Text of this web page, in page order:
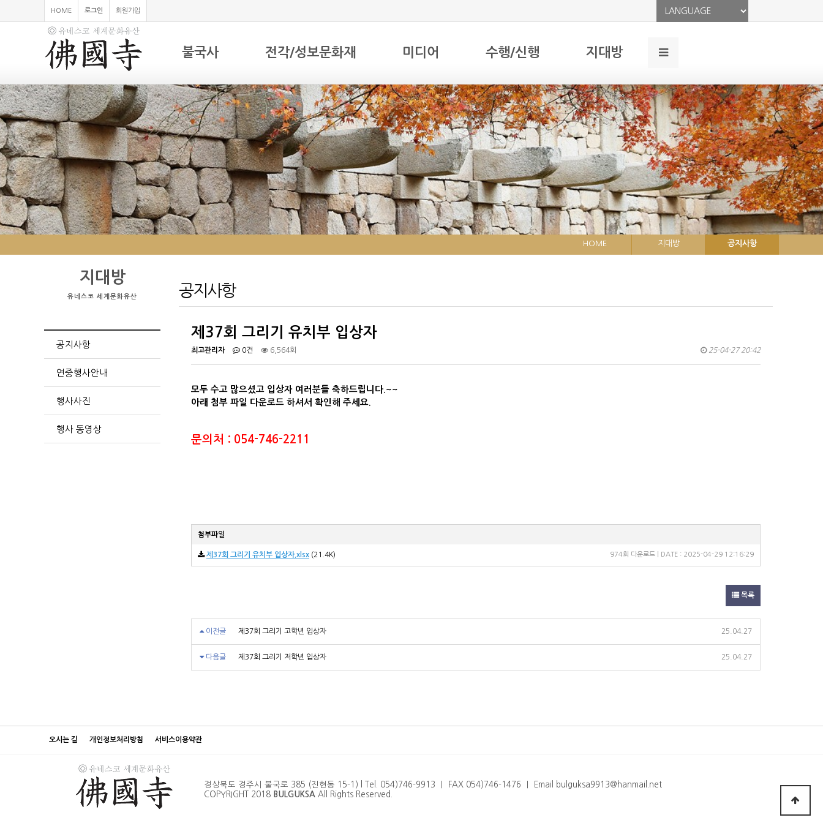
HOME 로그인 회원가입
불국사 전각/성보문화재 미디어 수행/신행 지대방
하위분류
공지사항
지대방
HOME
지대방
유네스코 세계문화유산
공지사항
연중행사안내
행사사진
행사 동영상
공지사항
제37회 그리기 유치부 입상자
최고관리자 0건 6,564회 25-04-27 20:42
모두 수고 많으셨고 입상자 여러분들 축하드립니다.~~
아래 첨부 파일 다운로드 하셔서 확인해 주세요.
문의처 : 054-746-2211
첨부파일
제37회 그리기 유치부 입상자.xlsx (21.4K) 974회 다운로드 | DATE : 2025-04-29 12:16:29
목록
이전글 제37회 그리기 고학년 입상자 25.04.27
다음글 제37회 그리기 저학년 입상자 25.04.27
오시는 길 개인정보처리방침 서비스이용약관
경상북도 경주시 불국로 385 (진현동 15-1) l Tel. 054)746-9913 ㅣ FAX 054)746-1476 ㅣ Email bulguksa9913@hanmail.net
COPYRIGHT 2018 BULGUKSA All Rights Reserved.